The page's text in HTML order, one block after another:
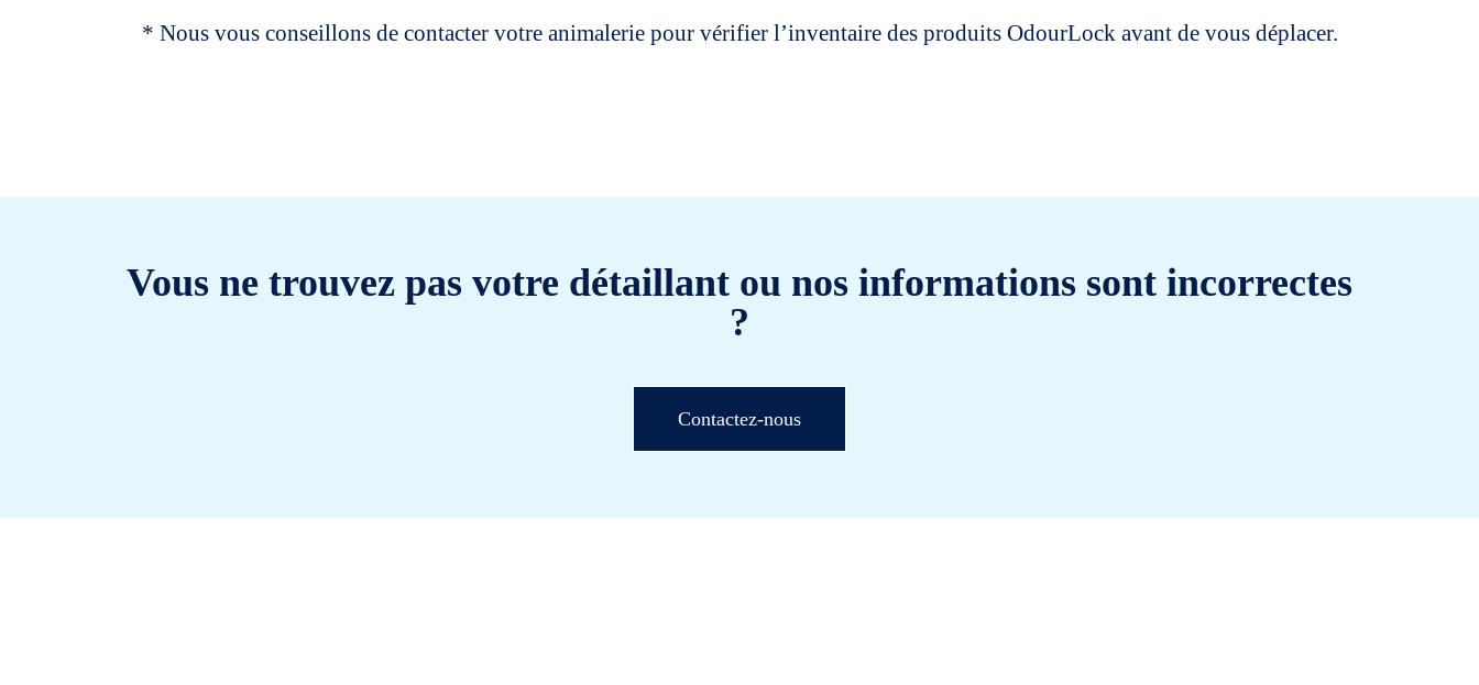
* Nous vous conseillons de contacter votre animalerie pour vérifier l’inventaire des produits OdourLock avant de vous déplacer.
Vous ne trouvez pas votre détaillant ou nos informations sont incorrectes
?
Contactez-nous